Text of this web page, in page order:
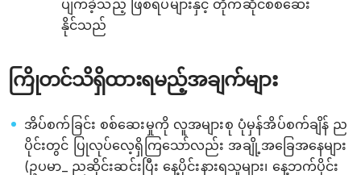
ပျက်ခဲ့သည့် ဖြစ်ရပ်များနှင့် တိုက်ဆိုင်စစ်ဆေး
နိုင်သည်
ကြိုတင်သိရှိထားရမည့်အချက်များ
အိပ်စက်ခြင်း စစ်ဆေးမှုကို လူအများစု ပုံမှန်အိပ်စက်ချိန် ည
ပိုင်းတွင် ပြုလုပ်လေ့ရှိကြသော်လည်း အချို့အခြေအနေများ
(ဥပမာ_ ညဆိုင်းဆင်းပြီး နေ့ပိုင်းနားရသူများ၊ နေ့ဘက်ပိုင်း